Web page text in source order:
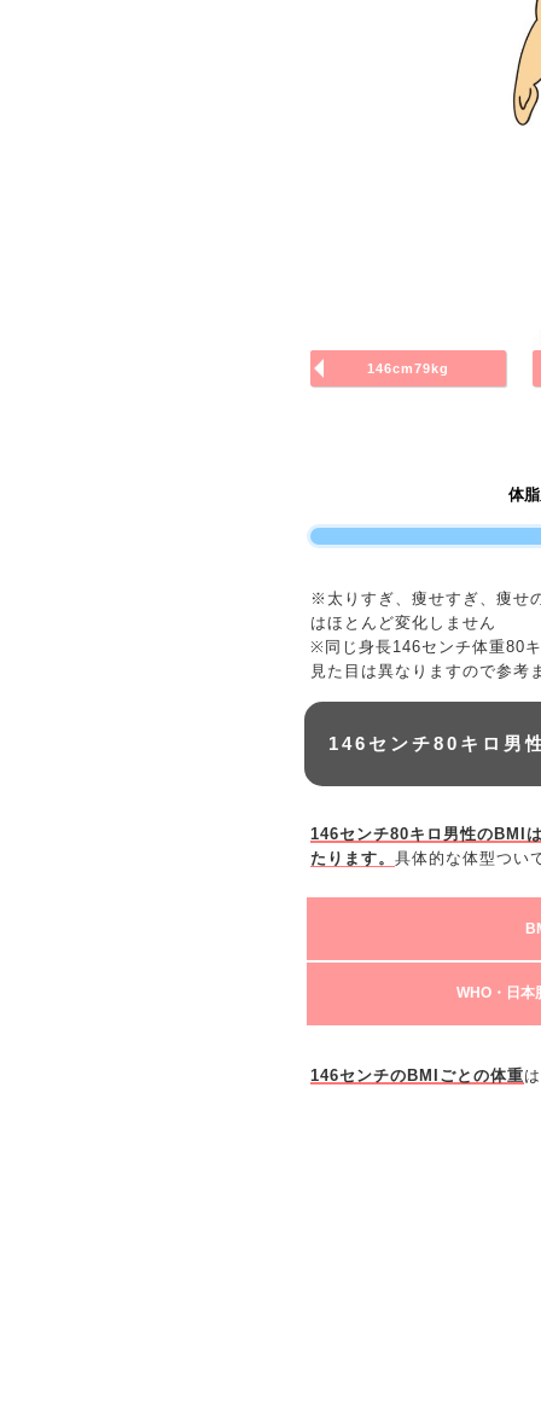
146cm79kg
体
※太りすぎ、痩せすぎ、痩せ
はほとんど変化しません
※同じ身長146センチ体重80
見た目は異なりますので参考
146センチ80キロ男
146センチ80キロ男性のBMI
たります。 具体的な体型つい
WHO・日本
146センチのBMIごとの体重は